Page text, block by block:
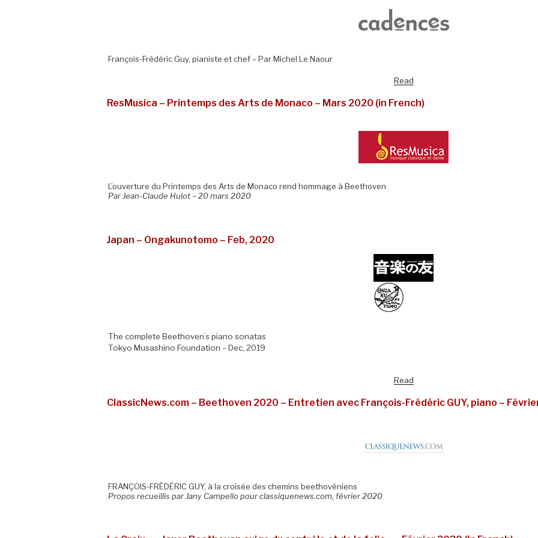
François-Frédéric Guy, pianiste et chef – Par Michel Le Naour
Read
ResMusica – Printemps des Arts de Monaco – Mars 2020 (in French)
L’ouverture du Printemps des Arts de Monaco rend hommage à Beethoven
Par Jean-Claude Hulot – 20 mars 2020
Japan – Ongakunotomo – Feb, 2020
The complete Beethoven’s piano sonatas
Tokyo Musashino Foundation – Dec, 2019
Read
ClassicNews.com – Beethoven 2020 – Entretien avec François-Frédéric GUY, piano –
FRANÇOIS-FRÉDÉRIC GUY, à la croisée des chemins beethovéniens
Propos recueillis par Jany Campello pour classiquenews.com, février 2020